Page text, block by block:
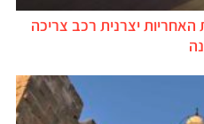
יצרנית רכב צריכה